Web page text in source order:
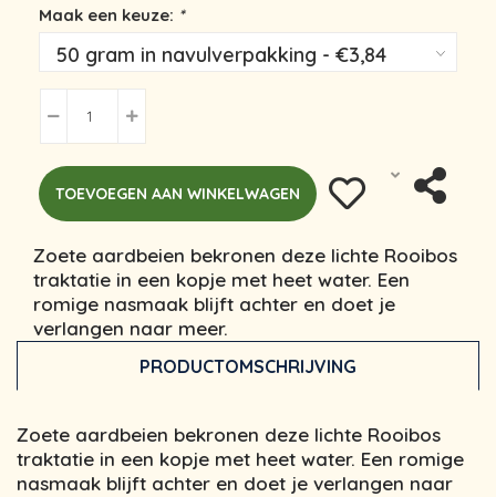
Maak een keuze: *
TOEVOEGEN AAN WINKELWAGEN
Zoete aardbeien bekronen deze lichte Rooibos
traktatie in een kopje met heet water. Een
romige nasmaak blijft achter en doet je
verlangen naar meer.
PRODUCTOMSCHRIJVING
Zoete aardbeien bekronen deze lichte Rooibos
traktatie in een kopje met heet water. Een romige
nasmaak blijft achter en doet je verlangen naar